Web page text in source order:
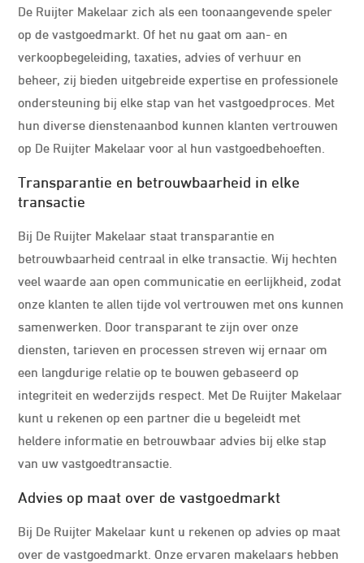
De Ruijter Makelaar zich als een toonaangevende speler
op de vastgoedmarkt. Of het nu gaat om aan- en
verkoopbegeleiding, taxaties, advies of verhuur en
beheer, zij bieden uitgebreide expertise en professionele
ondersteuning bij elke stap van het vastgoedproces. Met
hun diverse dienstenaanbod kunnen klanten vertrouwen
op De Ruijter Makelaar voor al hun vastgoedbehoeften.
Transparantie en betrouwbaarheid in elke
transactie
Bij De Ruijter Makelaar staat transparantie en
betrouwbaarheid centraal in elke transactie. Wij hechten
veel waarde aan open communicatie en eerlijkheid, zodat
onze klanten te allen tijde vol vertrouwen met ons kunnen
samenwerken. Door transparant te zijn over onze
diensten, tarieven en processen streven wij ernaar om
een langdurige relatie op te bouwen gebaseerd op
integriteit en wederzijds respect. Met De Ruijter Makelaar
kunt u rekenen op een partner die u begeleidt met
heldere informatie en betrouwbaar advies bij elke stap
van uw vastgoedtransactie.
Advies op maat over de vastgoedmarkt
Bij De Ruijter Makelaar kunt u rekenen op advies op maat
over de vastgoedmarkt. Onze ervaren makelaars hebben